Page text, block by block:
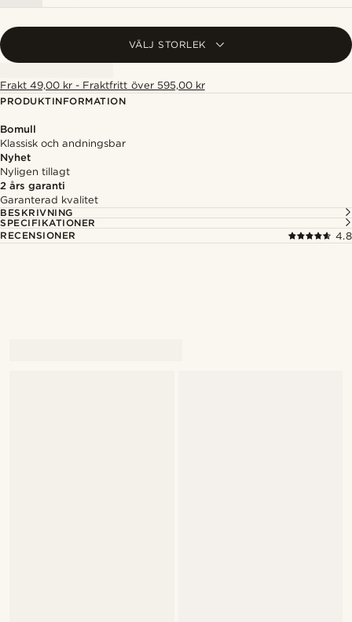
VÄLJ STORLEK
Frakt 49,00 kr - Fraktfritt över 595,00 kr
PRODUKTINFORMATION
Bomull
Klassisk och andningsbar
Nyhet
Nyligen tillagt
2 års garanti
Garanterad kvalitet
BESKRIVNING
SPECIFIKATIONER
RECENSIONER
4.8